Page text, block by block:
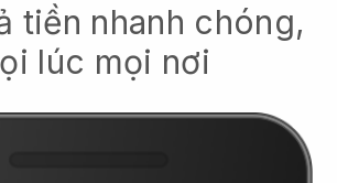
tiền nhanh chóng,
lúc mọi nơi